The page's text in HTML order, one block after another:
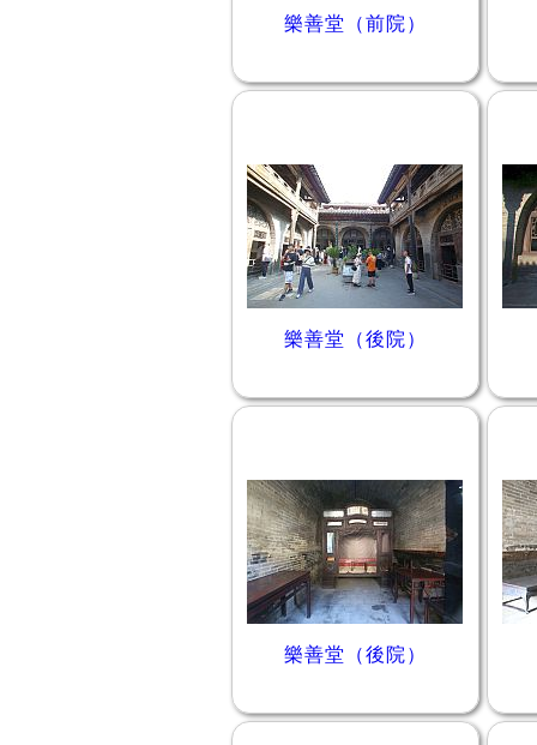
樂善堂（前院）
樂善堂（後院）
樂善堂（後院）